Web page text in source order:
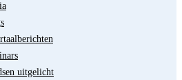
uitgelicht